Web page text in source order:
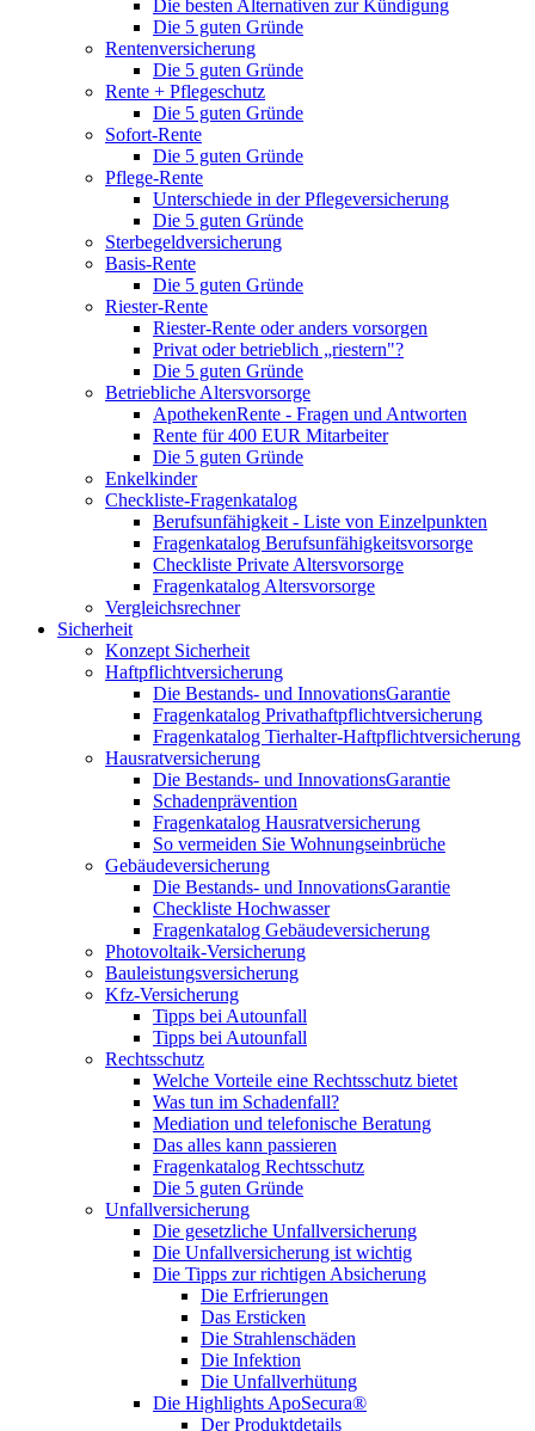
Die besten Alternativen zur Kündigung
Die 5 guten Gründe
Rentenversicherung
Die 5 guten Gründe
Rente + Pflegeschutz
Die 5 guten Gründe
Sofort-Rente
Die 5 guten Gründe
Pflege-Rente
Unterschiede in der Pflegeversicherung
Die 5 guten Gründe
Sterbegeldversicherung
Basis-Rente
Die 5 guten Gründe
Riester-Rente
Riester-Rente oder anders vorsorgen
Privat oder betrieblich „riestern"?
Die 5 guten Gründe
Betriebliche Altersvorsorge
ApothekenRente - Fragen und Antworten
Rente für 400 EUR Mitarbeiter
Die 5 guten Gründe
Enkelkinder
Checkliste-Fragenkatalog
Berufsunfähigkeit - Liste von Einzelpunkten
Fragenkatalog Berufsunfähigkeitsvorsorge
Checkliste Private Altersvorsorge
Fragenkatalog Altersvorsorge
Vergleichsrechner
Sicherheit
Konzept Sicherheit
Haftpflichtversicherung
Die Bestands- und InnovationsGarantie
Fragenkatalog Privathaftpflichtversicherung
Fragenkatalog Tierhalter-Haftpflichtversicherung
Hausratversicherung
Die Bestands- und InnovationsGarantie
Schadenprävention
Fragenkatalog Hausratversicherung
So vermeiden Sie Wohnungseinbrüche
Gebäudeversicherung
Die Bestands- und InnovationsGarantie
Checkliste Hochwasser
Fragenkatalog Gebäudeversicherung
Photovoltaik-Versicherung
Bauleistungsversicherung
Kfz-Versicherung
Tipps bei Autounfall
Tipps bei Autounfall
Rechtsschutz
Welche Vorteile eine Rechtsschutz bietet
Was tun im Schadenfall?
Mediation und telefonische Beratung
Das alles kann passieren
Fragenkatalog Rechtsschutz
Die 5 guten Gründe
Unfallversicherung
Die gesetzliche Unfallversicherung
Die Unfallversicherung ist wichtig
Die Tipps zur richtigen Absicherung
Die Erfrierungen
Das Ersticken
Die Strahlenschäden
Die Infektion
Die Unfallverhütung
Die Highlights ApoSecura®
Der Produktdetails